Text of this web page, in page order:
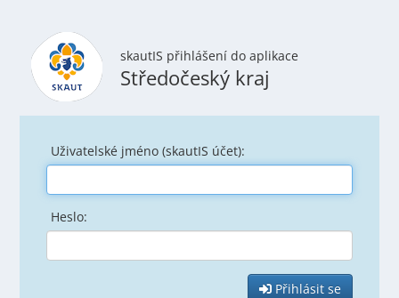
skautIS přihlášení do aplikace
Středočeský kraj
Uživatelské jméno (skautIS účet):
Heslo:
Přihlásit se